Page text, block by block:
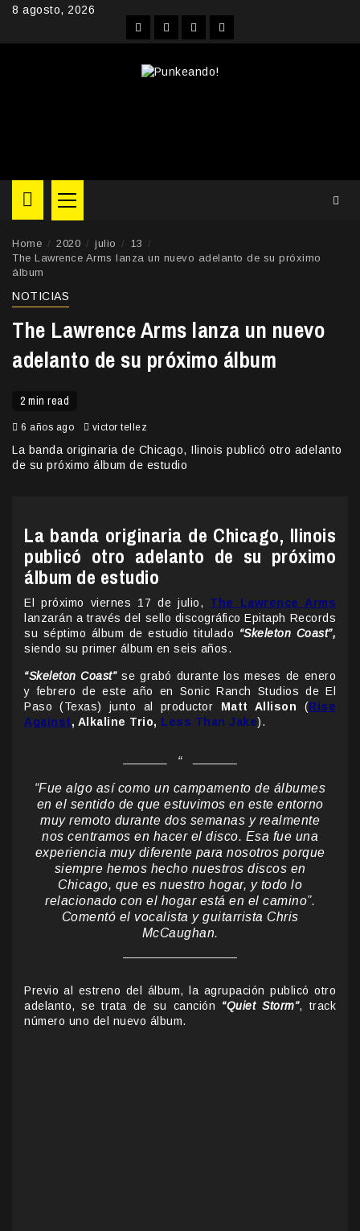
Skip8 agosto, 2026
FacebookInstagram
YouTubeTwitter
Primary
Menu
Home 2020 julio
13
The Lawrence Arms lanza un nuevo adelanto de su próximo
álbum
NOTICIAS
The Lawrence Arms lanza un nuevo
adelanto de su próximo álbum
2 min read
6 años ago victor tellez
La banda originaria de Chicago, Ilinois publicó otro adelanto
de su próximo álbum de estudio
La banda originaria de Chicago, Ilinois
publicó otro adelanto de su próximo
álbum de estudio
El próximo viernes 17 de julio, The Lawrence Arms
lanzarán a través del sello discográfico Epitaph Records
su séptimo álbum de estudio titulado “Skeleton Coast”,
siendo su primer álbum en seis años.
“Skeleton Coast”se grabó durante los meses de enero
y febrero de este año en Sonic Ranch Studios de El
Paso (Texas) junto al productor Matt Allison (Rise
Against, Alkaline Trio, Less Than Jake).
“Fue algo así como un campamento de álbumes
en el sentido de que estuvimos en este entorno
muy remoto durante dos semanas y realmente
nos centramos en hacer el disco. Esa fue una
experiencia muy diferente para nosotros porque
siempre hemos hecho nuestros discos en
Chicago, que es nuestro hogar, y todo lo
relacionado con el hogar está en el camino”.
Comentó el vocalista y guitarrista Chris
McCaughan.
Previo al estreno del álbum, la agrupación publicó otro
adelanto, se trata de su canción “Quiet Storm”, track
número uno del nuevo álbum.